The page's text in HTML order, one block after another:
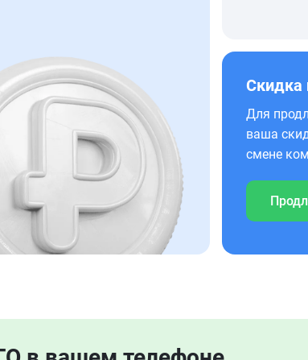
Скидка
Для
ваша
смене